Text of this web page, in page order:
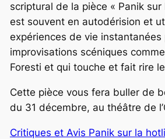
scriptural de la pièce « Panik
est souvent en autodérision et
expériences de vie instantanées
improvisations scéniques
Foresti et qui touche et fait rire
Cette pièce vous fera buller de
du 31 décembre, au théâtre de
Critiques et Avis Panik sur la